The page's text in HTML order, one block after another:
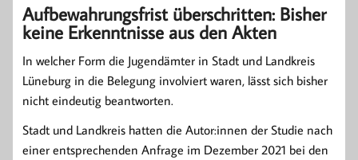
Aufbewahrungsfrist überschritten: Bisher
keine Erkenntnisse aus den Akten
In welcher Form die Jugendämter in Stadt und Landkreis
Lüneburg in die Belegung involviert waren, lässt sich bisher
nicht eindeutig beantworten.
Stadt und Landkreis hatten die Autor:innen der Studie nach
einer entsprechenden Anfrage im Dezember 2021 bei den